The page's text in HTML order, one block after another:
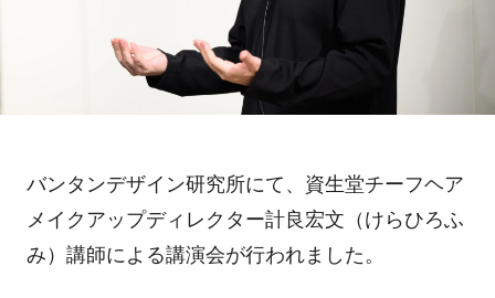
バンタンデザイン研究所にて、資生堂チーフヘア
メイクアップディレクター計良宏文（けらひろふ
み）講師による講演会が行われました。